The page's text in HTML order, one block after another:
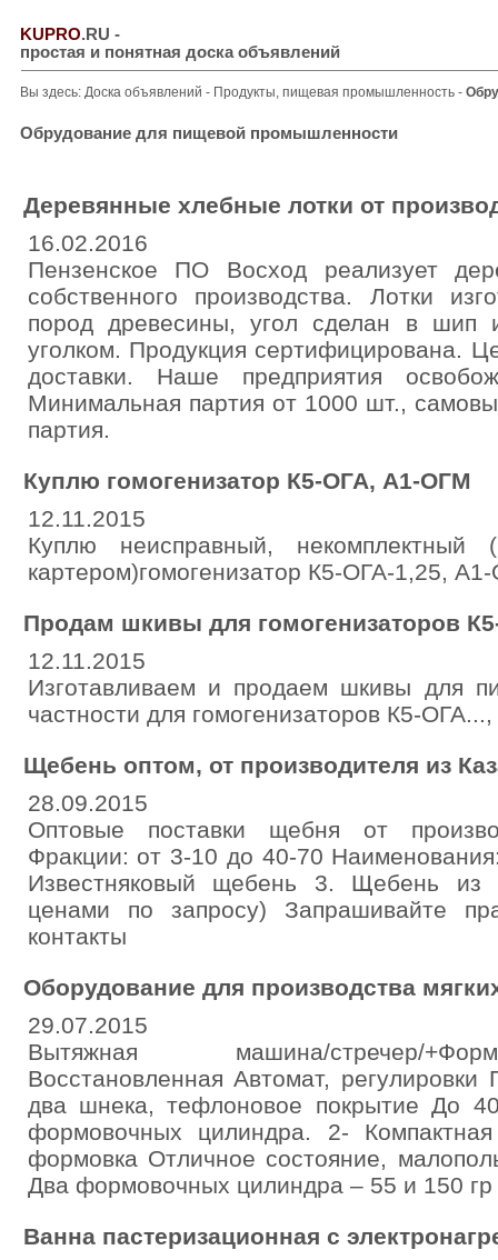
KUPRO.RU -
простая и понятная доска объявлений
Вы здесь: Доска объявлений - Продукты, пищевая промышленность -
Обрудование для пищевой промышленности
Деревянные хлебные лотки от
16.02.2016
Пензенское ПО Восход реализует
собственного производства. Лотки
пород древесины, угол сделан в шип
уголком. Продукция сертифицирована.
доставки. Наше предприятия
Минимальная партия от 1000 шт.,
партия.
Куплю гомогенизатор К5-ОГА, А1-ОГМ
12.11.2015
Куплю неисправный,
картером)гомогенизатор К5-ОГА-1,25,
Продам шкивы для гомогенизаторов
12.11.2015
Изготавливаем и продаем шкивы для
частности для гомогенизаторов К5-
Щебень оптом, от производителя из
28.09.2015
Оптовые поставки щебня от
Фракции: от 3-10 до 40-70
Известняковый щебень 3. Щебень
ценами по запросу) Запрашивайте
контакты
Оборудование для производства
29.07.2015
Вытяжная машина/стречер/
Восстановленная Автомат,
два шнека, тефлоновое покрытие До
формовочных цилиндра. 2-
формовка Отличное состояние,
Два формовочных цилиндра – 55 и 150 гр
Ванна пастеризационная с